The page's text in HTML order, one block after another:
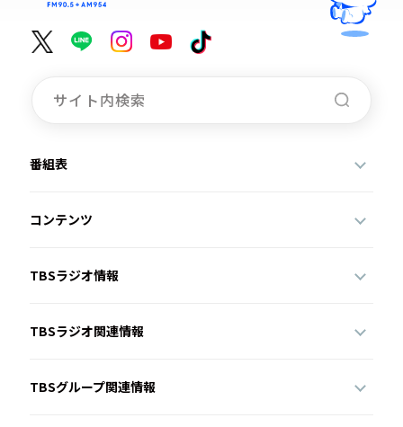
番組表
コンテンツ
TBSラジオ情報
TBSラジオ関連情報
TBSグループ関連情報